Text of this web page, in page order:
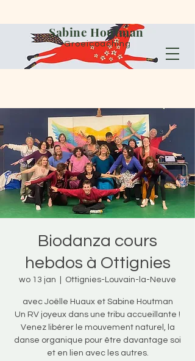
Sabine Houtman
Groeicoaching
Biodanza cours
hebdos à Ottignies
wo 13 jan Ottignies-Louvain-la-Neuve
avec Joëlle Huaux et Sabine Houtman
Un RV joyeux dans une tribu accueillante !
Venez libérer le mouvement naturel, la
danse organique pour être davantage soi
et en lien avec les autres.